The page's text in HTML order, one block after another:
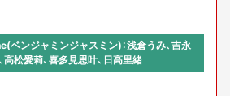
ベンジャミンジャスミン)：浅倉うみ、吉永
高松愛莉、喜多見思叶、日高里緒